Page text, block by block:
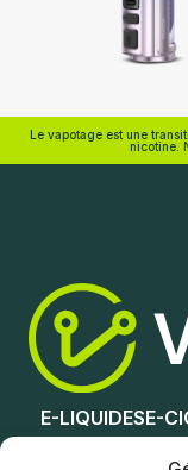
Le vapotage est une
nicotine.
E-LIQUIDESE-